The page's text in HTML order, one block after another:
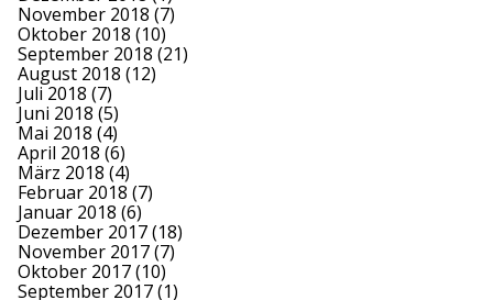
November 2018 (7)
Oktober 2018 (10)
September 2018 (21)
August 2018 (12)
Juli 2018 (7)
Juni 2018 (5)
Mai 2018 (4)
April 2018 (6)
März 2018 (4)
Februar 2018 (7)
Januar 2018 (6)
Dezember 2017(18)
November 2017(7)
Oktober 2017(10)
September 2017(1)